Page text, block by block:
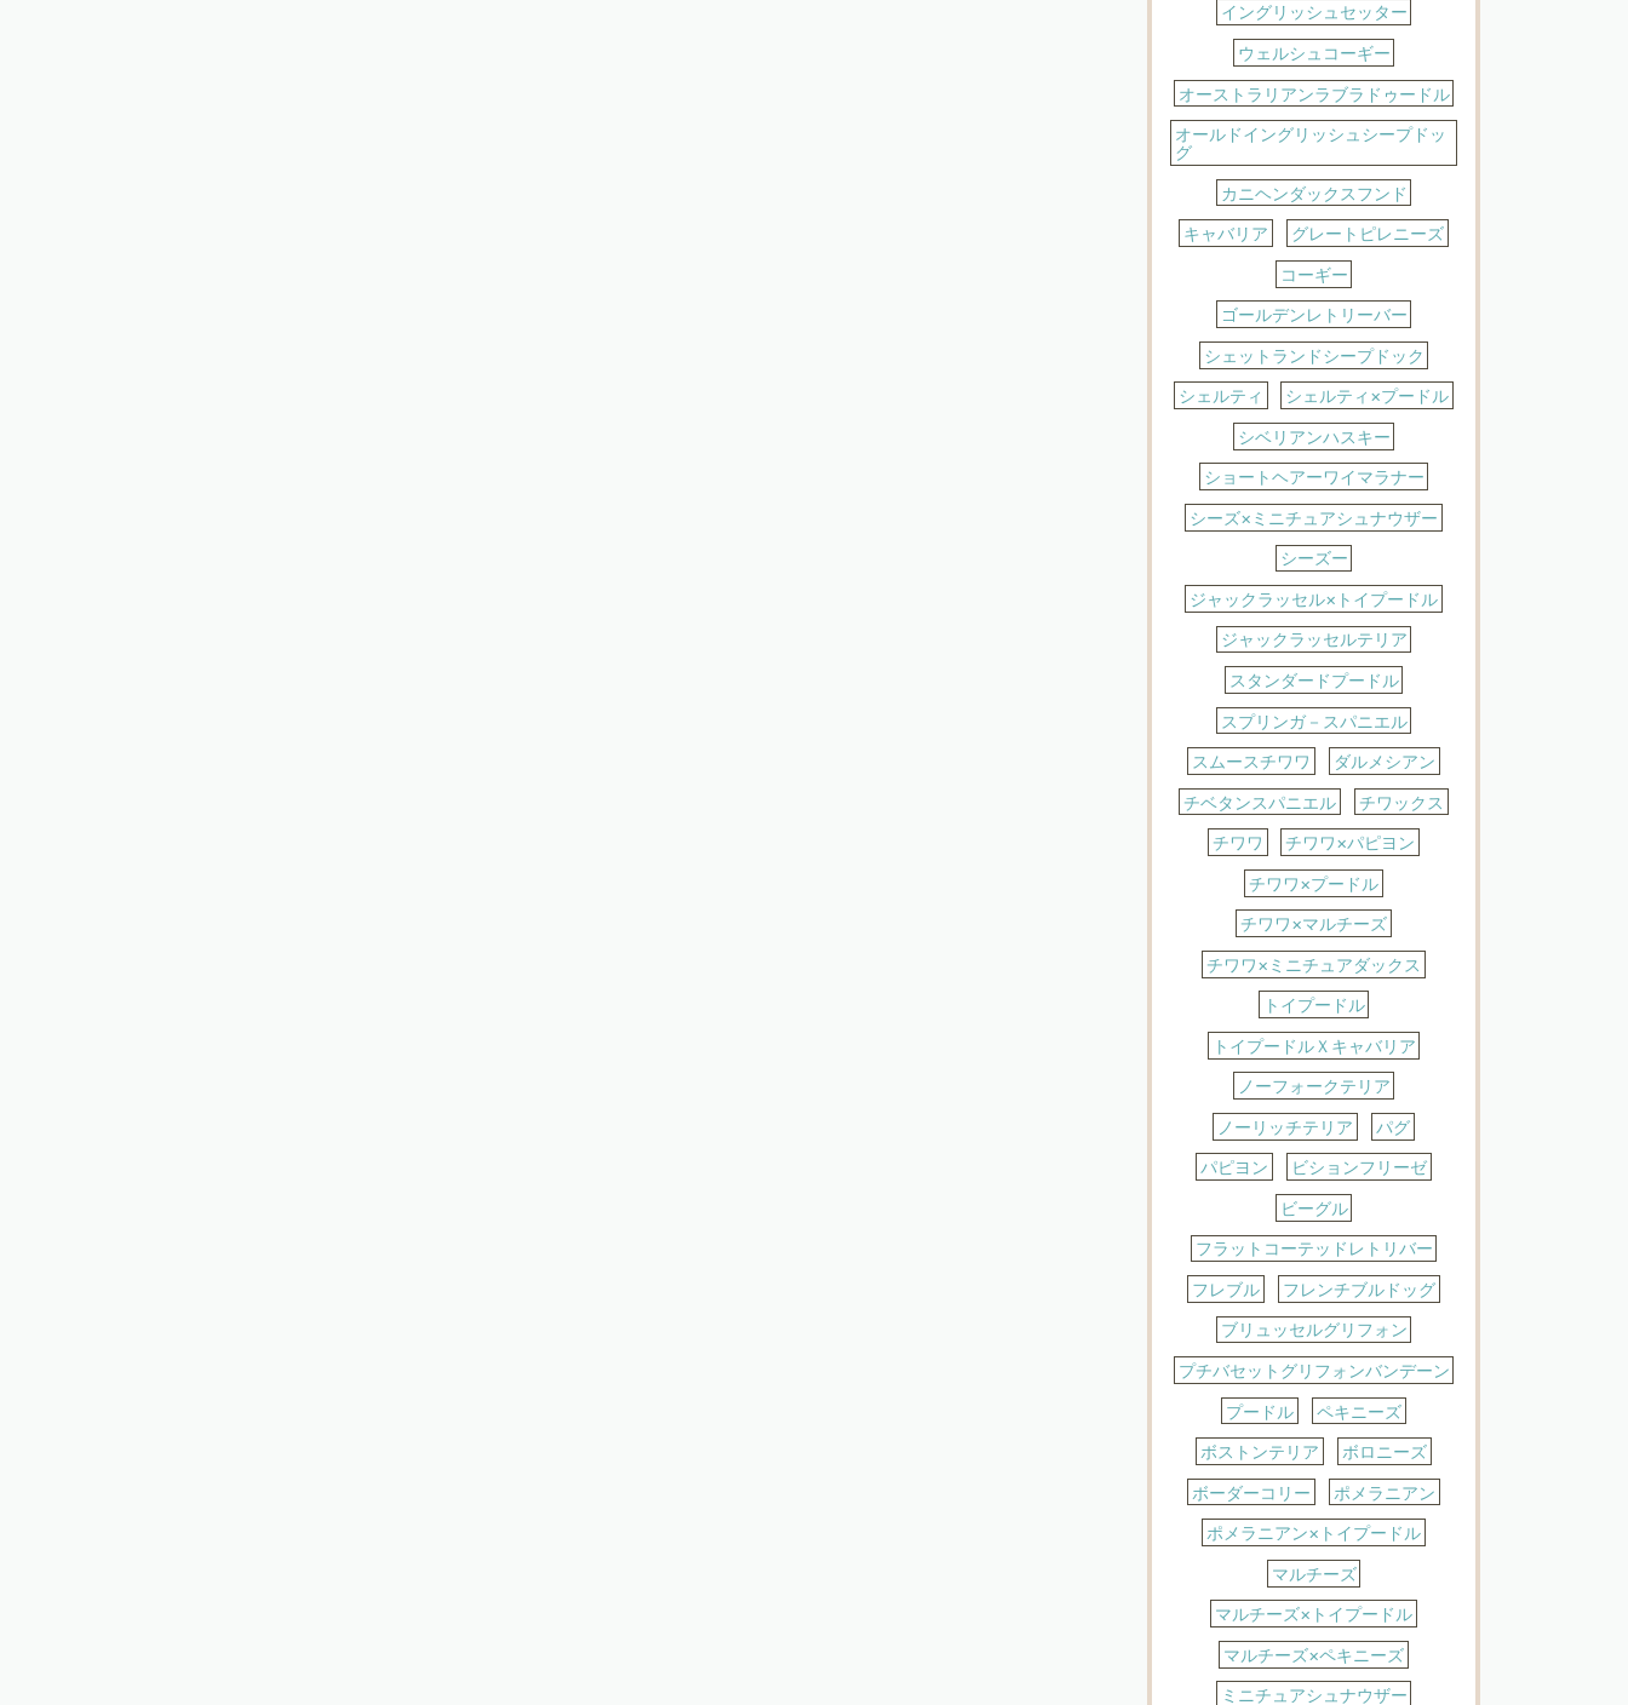
イングリッシュセッター
ウェルシュコーギー
オーストラリアンラブラドゥードル
オールドイングリッシュシープドッ
グ
カニヘンダックスフンド
キャバリア
グレートピレニーズ
コーギー
ゴールデンレトリーバー
シェットランドシープドック
シェルティ
シェルティ×プードル
シベリアンハスキー
ショートヘアーワイマラナー
シーズ×ミニチュアシュナウザー
シーズー
ジャックラッセル×トイプードル
ジャックラッセルテリア
スタンダードプードル
スプリンガ－スパニエル
スムースチワワ
ダルメシアン
チベタンスパニエル
チワックス
チワワ
チワワ×パピヨン
チワワ×プードル
チワワ×マルチーズ
チワワ×ミニチュアダックス
トイプードル
トイプードルＸキャバリア
ノーフォークテリア
ノーリッチテリア
パグ
パピヨン
ビションフリーゼ
ビーグル
フラットコーテッドレトリバー
フレブル
フレンチブルドッグ
ブリュッセルグリフォン
プチバセットグリフォンバンデーン
プードル
ペキニーズ
ボストンテリア
ボロニーズ
ボーダーコリー
ポメラニアン
ポメラニアン×トイプードル
マルチーズ
マルチーズ×トイプードル
マルチーズ×ペキニーズ
ミニチュアシュナウザー